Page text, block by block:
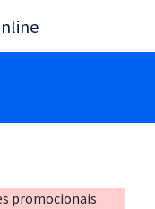
promocionais